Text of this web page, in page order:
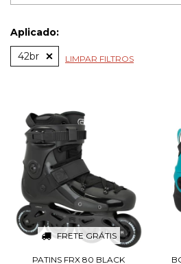
Aplicado:
42br
LIMPAR FILTROS
FRETE GRÁTIS
PATINS FRX 80 BLACK